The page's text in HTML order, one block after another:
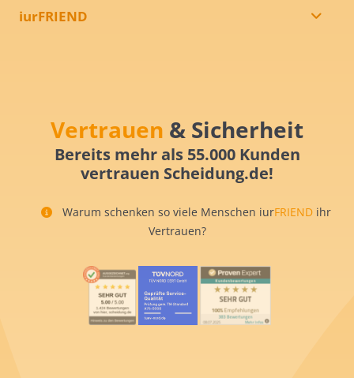
iurFRIEND
Vertrauen & Sicherheit
Bereits mehr als 55.000 Kunden
vertrauen Scheidung.de!
Warum schenken so viele Menschen iurFRIEND ihr
Vertrauen?